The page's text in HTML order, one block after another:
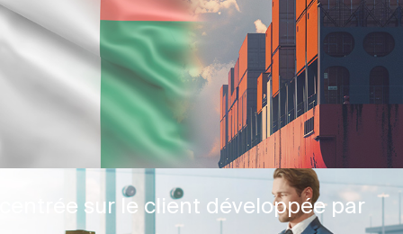
sur le client développée par